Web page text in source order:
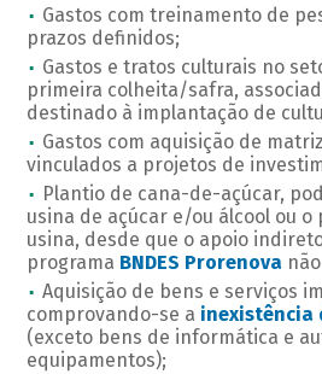
Gastos com treinamento de
prazos definidos;
Gastos e tratos culturais no
primeira colheita/safra,
destinado à implantação de
Gastos com aquisição de
vinculados a projetos de
Plantio de cana-de-açúcar,
usina de açúcar e/ou álcool ou
usina, desde que o apoio
programa BNDES Prorenova
Aquisição de bens e serviços
comprovando-se a inexistência
(exceto bens de informática e
equipamentos);